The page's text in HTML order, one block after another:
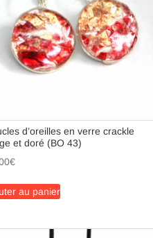
d’oreilles en verre crackle
et doré (BO 43)
€
au panier